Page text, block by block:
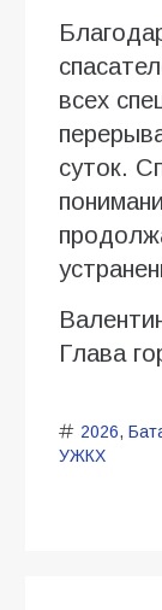
всех
суток.
Глава
2026,
УЖКХ